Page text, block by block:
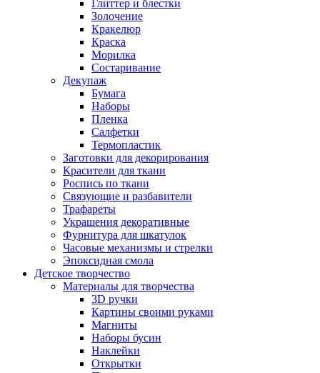
Глиттер и блестки
Золочение
Кракелюр
Краска
Морилка
Состаривание
Декупаж
Бумага
Наборы
Пленка
Салфетки
Термопластик
Заготовки для декорирования
Красители для ткани
Роспись по ткани
Связующие и разбавители
Трафареты
Украшения декоративные
Фурнитура для шкатулок
Часовые механизмы и стрелки
Эпоксидная смола
Детское творчество
Материалы для творчества
3D ручки
Картины своими руками
Магниты
Наборы бусин
Наклейки
Открытки